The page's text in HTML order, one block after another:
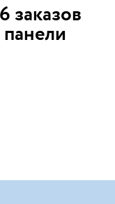
заказов